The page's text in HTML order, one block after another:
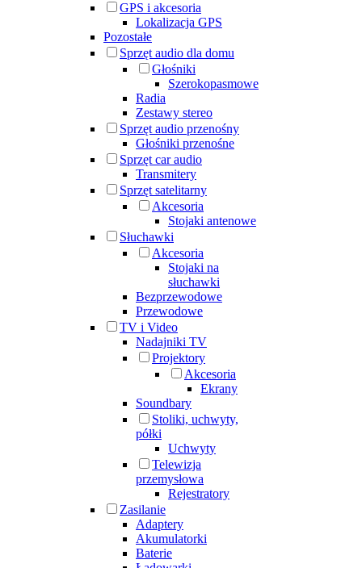
GPS i akcesoria
Lokalizacja GPS
Pozostałe
Sprzęt audio dla domu
Głośniki
Szerokopasmowe
Radia
Zestawy stereo
Sprzęt audio przenośny
Głośniki przenośne
Sprzęt car audio
Transmitery
Sprzęt satelitarny
Akcesoria
Stojaki antenowe
Słuchawki
Akcesoria
Stojaki na
słuchawki
Bezprzewodowe
Przewodowe
TV i Video
Nadajniki TV
Projektory
Akcesoria
Ekrany
Soundbary
Stoliki, uchwyty,
półki
Uchwyty
Telewizja
przemysłowa
Rejestratory
Zasilanie
Adaptery
Akumulatorki
Baterie